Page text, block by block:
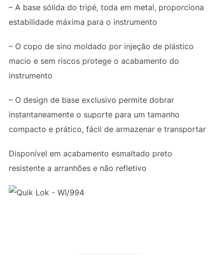
– A base sólida do tripé, toda em metal, proporciona
estabilidade máxima para o instrumento
– O copo de sino moldado por injeção de plástico
macio e sem riscos protege o acabamento do
instrumento
– O design de base exclusivo permite dobrar
instantaneamente o suporte para um tamanho
compacto e prático, fácil de armazenar e transportar
Disponível em acabamento esmaltado preto
resistente a arranhões e não refletivo